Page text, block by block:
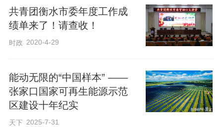
区举办“五四精神燃热血，青春豪情铸辉
煌”主题演讲活动，选手结合自身经历回望
先辈热血征程，讲述新时代责任担当，抒
增强了社区凝聚力。世纪社区组织青年工
作者观看历史电影《我的1919》，大家围
绕“传承五四精神、践行初心使命”交流研
共青团衡水市委年度工作成
绩单来了！请查收！
时政 2020-4-29
能动无限的“中国样本” ——
张家口国家可再生能源示范
区建设十年纪实
天下 2025-7-31